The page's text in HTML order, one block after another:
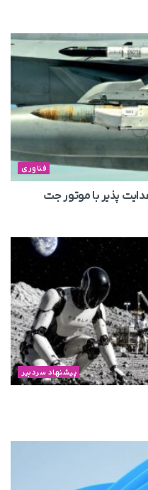
فناوری
پیشنهاد سردبیر